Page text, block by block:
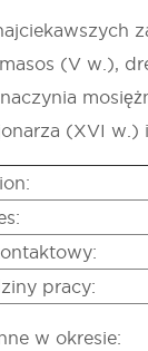
(V w.),
(XVI w.)
pracy:
w okresie: